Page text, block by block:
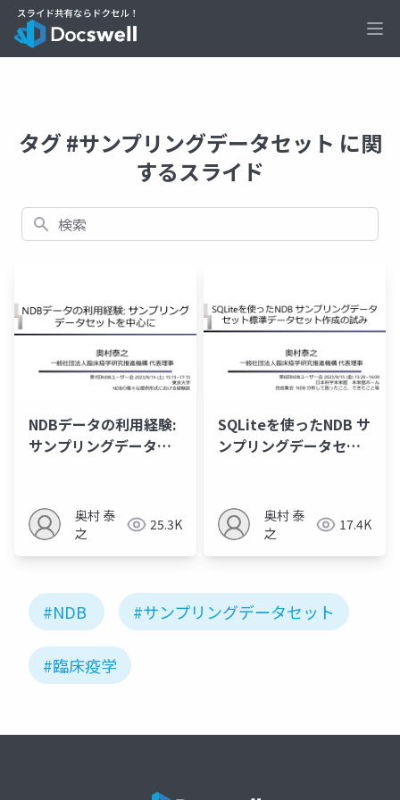
タグ #サンプリングデータセット に関
するスライド
検索
NDBデータの利用経験:
サンプリングデータセ
奥村 泰
之
25.3K
SQLiteを使ったNDB サ
ンプリングデータセッ
奥村 泰
之
17.4K
#NDB #サンプリングデータセット
#臨床疫学